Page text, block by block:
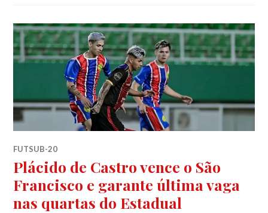
FUTSUB-20
Plácido de Castro vence o São
Francisco e garante última vaga
nas quartas do Estadual